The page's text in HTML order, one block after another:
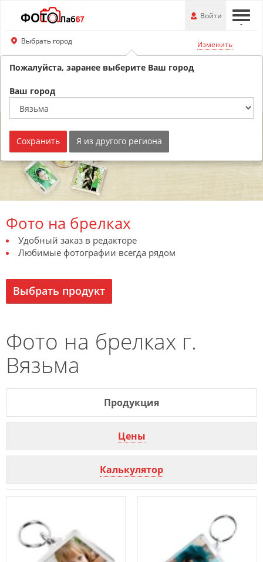
Перейти
основной
информации
---
Войти
Выбрать город Изменить
Обратный звонок
Фото на брелках
Удобный заказ в редакторе
Любимые фотографии всегда рядом
Выбрать продукт
Фото на брелках г.
Вязьма
Продукция
Цены
Калькулятор
Пожалуйста, заранее выберите Ваш город
Ваш город
Сохранить Я из другого региона